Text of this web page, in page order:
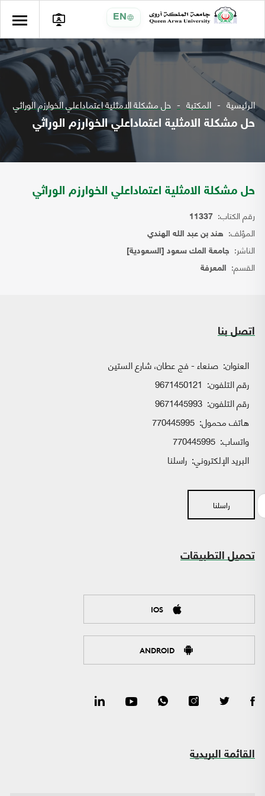
EN
الرئيسية المكتبة حل مشكلة الامثلية اعتماداعلي الخوارزم الوراثي
حل مشكلة الامثلية اعتماداعلي الخوارزم الوراثي
حل مشكلة الامثلية اعتماداعلي الخوارزم الوراثي
رقم الكتاب: 11337
المؤلف: هند بن عبد الله الهندي
الناشر: جامعة المك سعود [السعودية]
القسم: المعرفة
اتصل بنا
العنوان: صنعاء - فج عطان، شارع الستين
رقم التلفون: 9671450121
رقم التلفون: 9671445993
هاتف محمول: 770445995
واتساب:
البريد الإلكتروني: راسلنا
راسلنا
تحميل التطبيقات
IOS
ANDROID
القائمة البريدية